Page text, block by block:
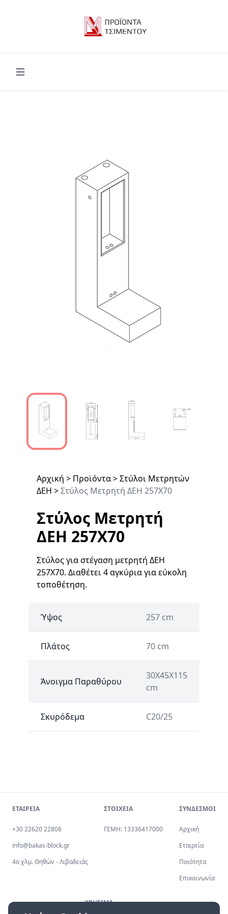
Open main menu
Αρχική > Προϊόντα>Στύλοι Μετρητών
ΔΕΗ >Στύλος Μετρητή ΔΕΗ 257Χ70
Στύλος Μετρητή
ΔΕΗ 257Χ70
Στύλος για στέγαση μετρητή ΔΕΗ
257Χ70. Διαθέτει 4 αγκύρια για εύκολη
τοποθέτηση.
Ύψος 257 cm
Πλάτος 70 cm
Άνοιγμα Παραθύρου
30X45X115
cm
Σκυρόδεμα C20/25
ΕΤΑΙΡΕΙΑ
+30 22620 22808
info@bakas-block.gr
4ο χλμ. Θηθών - Λιβαδειάς
ΣΤΟΙΧΕΙΑ
ΓΕΜΗ: 13336417000
ΣΥΝΔΕΣΜΟΙ
Αρχική
Εταιρεία
Ποιότητα
Επικοινωνία
ΧΡΗΣΙΜΑ